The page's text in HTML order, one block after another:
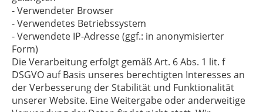
- Verwendeter Browser
- Verwendetes Betriebssystem
- Verwendete IP-Adresse (ggf.: in anonymisierter
Form)
Die Verarbeitung erfolgt gemäß Art. 6 Abs. 1 lit. f
DSGVO auf Basis unseres berechtigten Interesses an
der Verbesserung der Stabilität und Funktionalität
unserer Website. Eine Weitergabe oder anderweitige